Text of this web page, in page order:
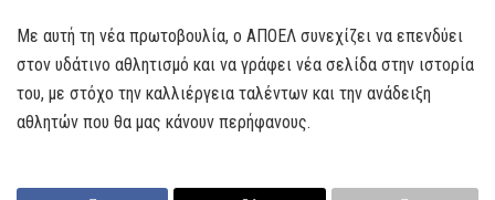
Με αυτή τη νέα πρωτοβουλία, ο ΑΠΟΕΛ συνεχίζει να επενδύει
στον υδάτινο αθλητισμό και να γράφει νέα σελίδα στην ιστορία
του, με στόχο την καλλιέργεια ταλέντων και την ανάδειξη
αθλητών που θα μας κάνουν περήφανους.